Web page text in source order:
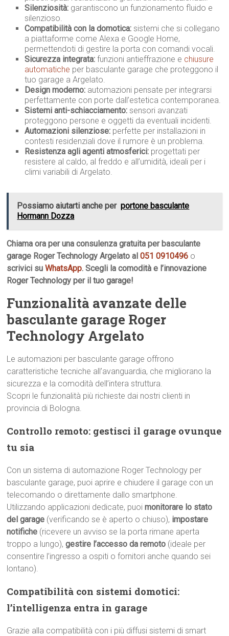
Silenziosità: garantiscono un funzionamento fluido e
silenzioso.
Compatibilità con la domotica: sistemi che si collegano
a piattaforme come Alexa e Google Home,
permettendoti di gestire la porta con comandi vocali.
Sicurezza integrata: funzioni antieffrazione e chiusure
automatiche per basculante garage che proteggono il
tuo garage a Argelato.
Design moderno: automazioni pensate per integrarsi
perfettamente con porte dall’estetica contemporanea.
Sistemi anti-schiacciamento: sensori avanzati
proteggono persone e oggetti da eventuali incidenti.
Automazioni silenziose: perfette per installazioni in
contesti residenziali dove il rumore è un problema.
Resistenza agli agenti atmosferici: progettati per
resistere al caldo, al freddo e all’umidità, ideali per i
climi variabili di Argelato.
Possiamo aiutarti anche per portone basculante
Hormann Dozza
Chiama ora per una consulenza gratuita per basculante
garage Roger Technology Argelato al051 0910496 o
scrivici suWhatsApp. Scegli la comodità e l’innovazione
Roger Technology per il tuo garage!
Funzionalità avanzate delle
basculante garage Roger
Technology Argelato
Le automazioni per basculante garage offrono
caratteristiche tecniche all’avanguardia, che migliorano la
sicurezza e la comodità dell’intera struttura.
Scopri le funzionalità più richieste dai nostri clienti in
provincia di Bologna.
Controllo remoto: gestisci il garage ovunque
tu sia
Con un sistema di automazione Roger Technology per
basculante garage, puoi aprire e chiudere il garage con un
telecomando o direttamente dallo smartphone.
Utilizzando applicazioni dedicate, puoimonitorare lo stato
del garage (verificando se è aperto o chiuso), impostare
notifiche (ricevere un avviso se la porta rimane aperta
troppo a lungo),gestire l’accesso da remoto (ideale per
consentire l’ingresso a ospiti o fornitori anche quando sei
lontano).
Compatibilità con sistemi domotici:
l’intelligenza entra in garage
Grazie alla compatibilità con i più diffusi sistemi di smart